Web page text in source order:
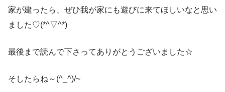
家が建ったら、ぜひ我が家にも遊びに来てほしいなと思い
ました♡(*^▽^*)
最後まで読んで下さってありがとうございました☆
そしたらね～(^_^)/~